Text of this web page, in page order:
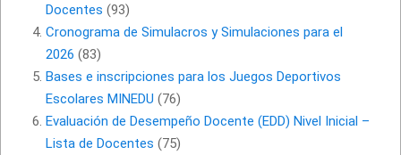
Docentes (93)
Cronograma de Simulacros y Simulaciones para el
2026 (83)
Bases e inscripciones para los Juegos Deportivos
Escolares MINEDU (76)
Evaluación de Desempeño Docente (EDD) Nivel Inicial –
Lista de Docentes (75)